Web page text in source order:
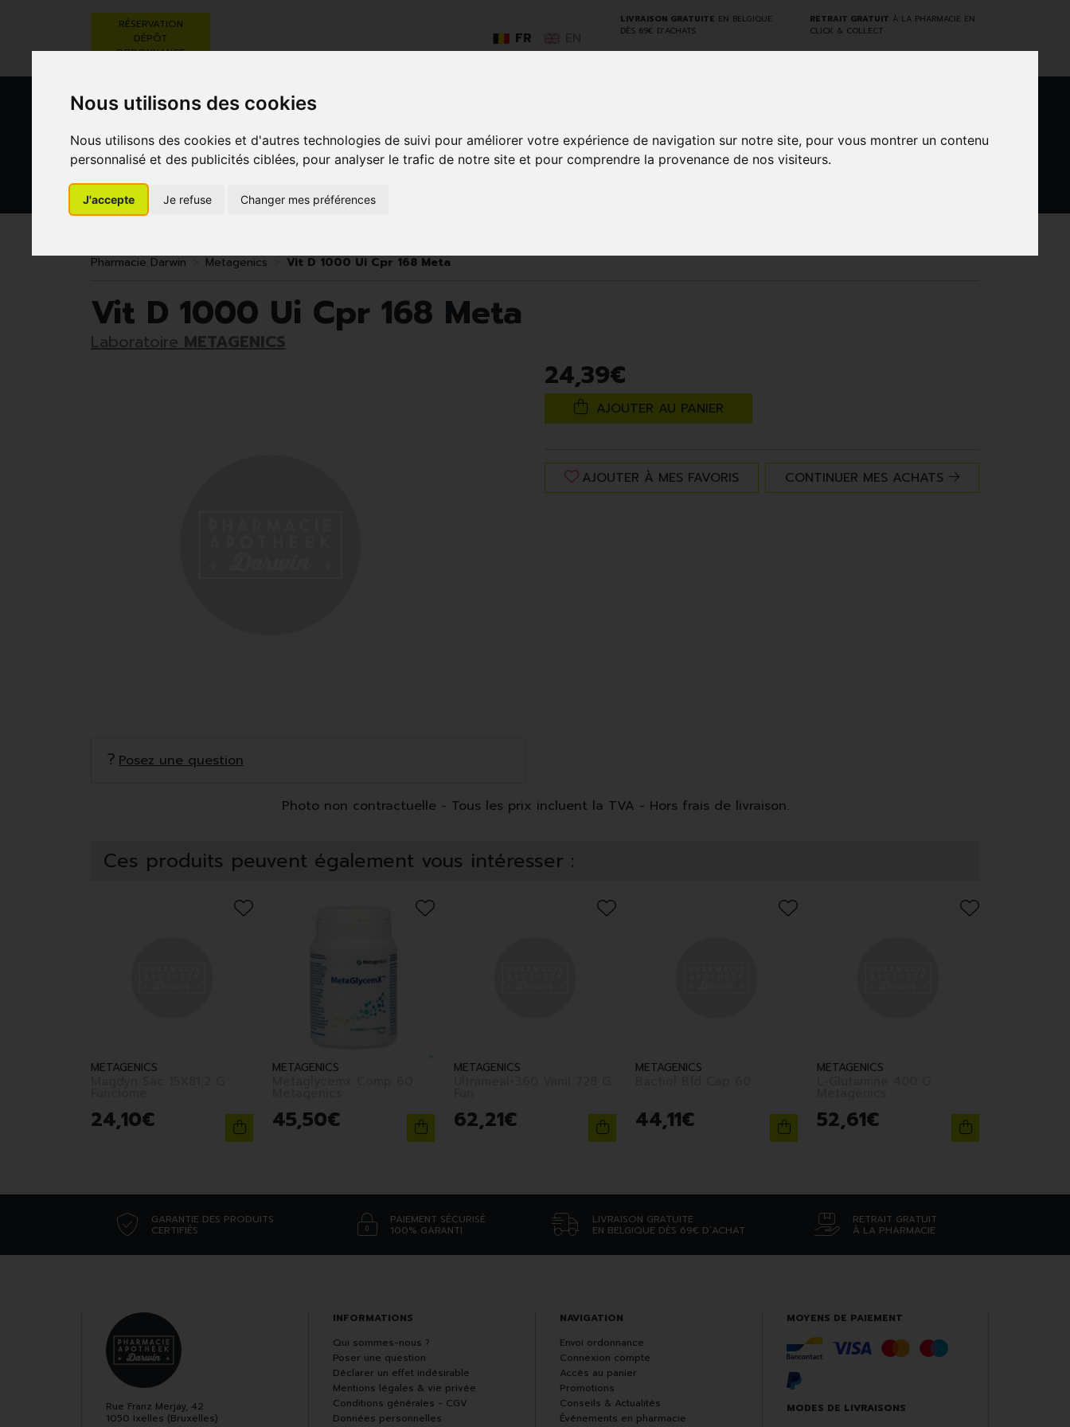
Nous utilisons des cookies
Nous utilisons des cookies et d'autres technologies de suivi pour améliorer votre expérience de navigation sur notre site, pour vous montrer un contenu
personnalisé et des publicités ciblées, pour analyser le trafic de notre site et pour comprendre la provenance de nos visiteurs.
J'accepte Je refuse Changer mes préférences
LIVRAISON GRATUITE EN BELGIQUE
DÈS 69€ D’ACHATS
RETRAIT GRATUIT À LA PHARMACIE EN
CLICK & COLLECT
FR
RÉSERVATION
DÉPÔT
ORDONNANCE
GO
BEAUTÉ,
SOINS ET
RÉGIME,
GROSSESSE
Pharmacie Darwin Metagenics Vit D 1000 Ui Cpr 168 Meta
Vit D 1000 Ui Cpr 168 Meta
Laboratoire METAGENICS
24,39€
AJOUTER AU PANIER
AJOUTER À MES FAVORIS CONTINUER MES ACHATS
Posez une question
Photo non contractuelle - Tous les prix incluent la TVA - Hors frais de livraison.
Ces produits peuvent également vous intéresser :
METAGENICS
24,10€
METAGENICS
45,50€
METAGENICS
62,21€
METAGENICS
44,11€
METAGENICS
52,61€
GARANTIE DES PRODUITS
CERTIFIÉS
PAIEMENT SÉCURISÉ
100% GARANTI
LIVRAISON GRATUITE
EN BELGIQUE DÈS 69€ D’ACHAT
RETRAIT GRATUIT
À LA PHARMACIE
Rue Franz Merjay, 42
1050 Ixelles (Bruxelles)
INFORMATIONS
Qui sommes-nous ?
Poser une question
Déclarer un effet indésirable
Mentions légales & vie privée
Conditions générales - CGV
Données personnelles
NAVIGATION
Envoi ordonnance
Connexion compte
Accès au panier
Promotions
Conseils & Actualités
Événements en pharmacie
MOYENS DE PAIEMENT
MODES DE LIVRAISONS